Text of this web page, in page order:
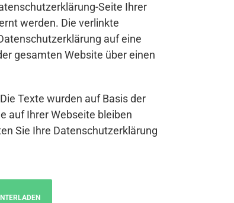
Seite Ihrer
werden. Die verlinkte
auf eine
gesamten Website über einen
Texte wurden auf Basis der
auf Ihrer Webseite bleiben
Sie Ihre Datenschutzerklärung